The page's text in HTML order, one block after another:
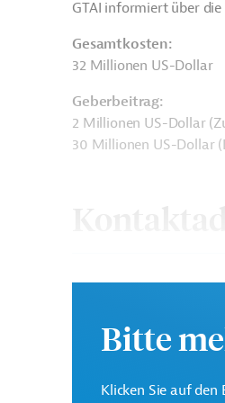
GTAI informiert über die
Gesamtkosten:
32 Millionen US-Dollar
Geberbeitrag:
2 Millionen US-Dollar
30 Millionen US-Dollar
Asiatische
Entwicklungsbank
Bitte
Klicken Sie auf